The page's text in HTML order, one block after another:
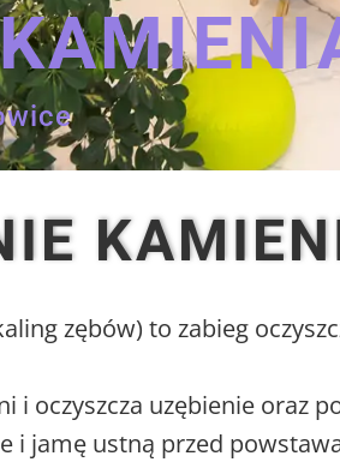
zębów) to zabieg
i oczyszcza uzębienie oraz
i jamę ustną przed